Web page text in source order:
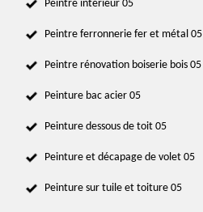
Peintre intérieur 05
Peintre ferronnerie fer et métal 05
Peintre rénovation boiserie bois 05
Peinture bac acier 05
Peinture dessous de toit 05
Peinture et décapage de volet 05
Peinture sur tuile et toiture 05